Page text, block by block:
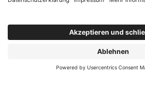
Öffnungszeiten
Dienstag: 08:00–15:30 Uhr
Mittwoch: 08:00–15:30 Uhr